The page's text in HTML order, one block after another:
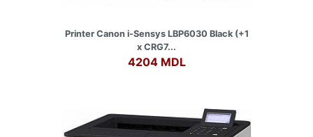
Printer Canon i-Sensys LBP6030 Black (+1
x CRG7...
4204 MDL